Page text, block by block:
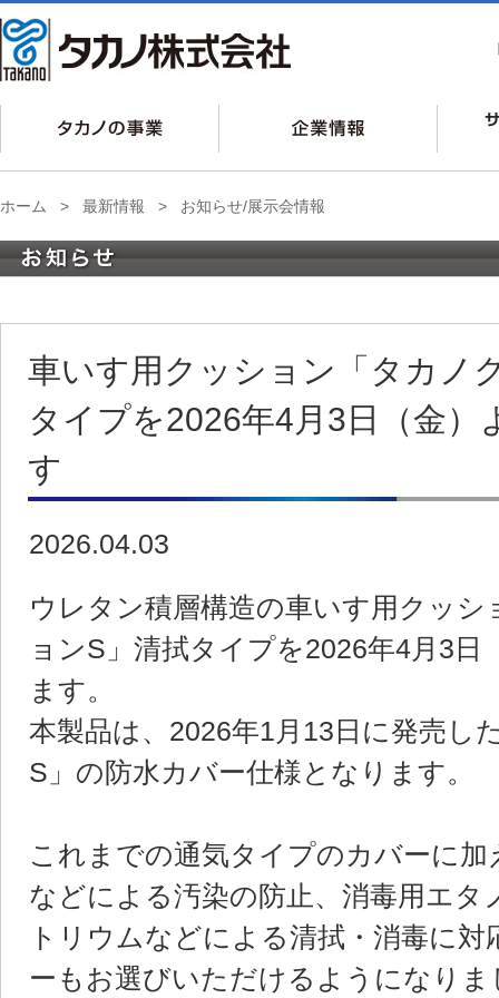
ホーム > 最新情報 > お知らせ/展示会情報
車いす用クッション「タカノ
タイプを2026年4月3日（金）
す
2026.04.03
ウレタン積層構造の車いす用クッ
ョンS」清拭タイプを2026年4月3日
ます。
本製品は、2026年1月13日に発売し
S」の防水カバー仕様となります。
これまでの通気タイプのカバーに
などによる汚染の防止、消毒用エタ
トリウムなどによる清拭・消毒に
ーもお選びいただけるようになりま